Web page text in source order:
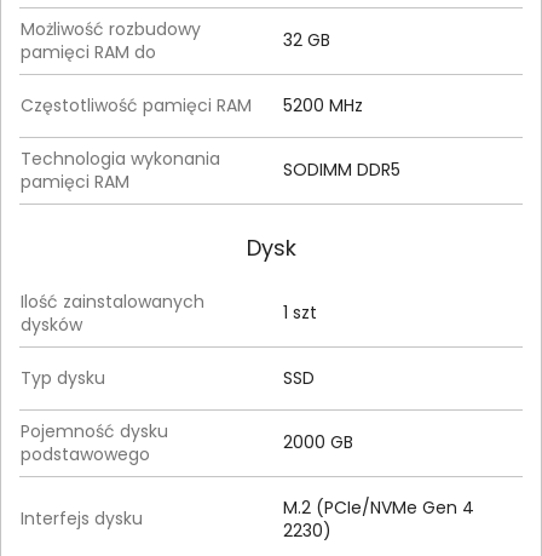
Możliwość rozbudowy
pamięci RAM do
32 GB
Częstotliwość pamięci RAM 5200 MHz
Technologia wykonania
pamięci RAM
SODIMM DDR5
Dysk
Ilość zainstalowanych
dysków
1 szt
Typ dysku SSD
Pojemność dysku
podstawowego
2000 GB
Interfejs dysku
M.2 (PCIe/NVMe Gen 4
2230)